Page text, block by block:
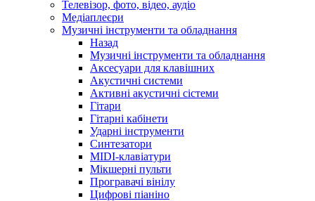
Телевізор, фото, відео, аудіо
Медіаплеєри
Музичні інструменти та обладнання
Назад
Музичні інструменти та обладнання
Аксесуари для клавішних
Акустичні системи
Активні акустичні сістеми
Гітари
Гітарні кабінети
Ударні інструменти
Синтезатори
MIDI-клавіатури
Мікшерні пульти
Програвачі вінілу
Цифрові піаніно